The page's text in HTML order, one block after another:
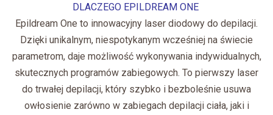
DLACZEGO EPILDREAM ONE
Epildream One to innowacyjny laser diodowy do depilacji.
Dzięki unikalnym, niespotykanym wcześniej na świecie
parametrom, daje możliwość wykonywania indywidualnych,
skutecznych programów zabiegowych. To pierwszy laser
do trwałej depilacji, który szybko i bezboleśnie usuwa
owłosienie zarówno w zabiegach depilacji ciała, jaki i